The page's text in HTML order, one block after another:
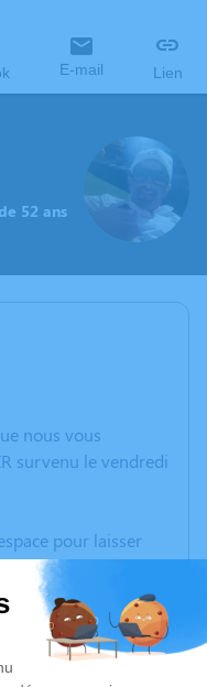
E-mail Lien
52 ans
nous vous
survenu le vendredi
pour laisser
souvenirs, une
à travers des
est un lieu
de Samir